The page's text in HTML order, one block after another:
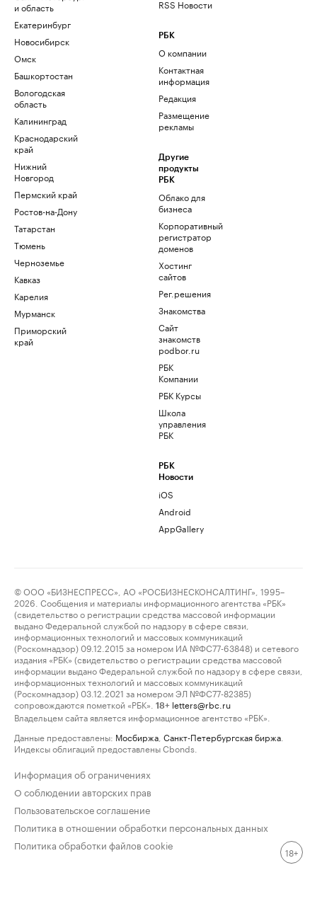
и область
Екатеринбург
Новосибирск
Омск
Башкортостан
Вологодская
область
Калининград
Краснодарский
край
Нижний
Новгород
Пермский край
Ростов-на-Дону
Татарстан
Тюмень
Черноземье
Кавказ
Карелия
Мурманск
Приморский
край
RSS Новости
РБК
О компании
Контактная
информация
Редакция
Размещение
рекламы
Другие
продукты
РБК
Облако для
бизнеса
Корпоративный
регистратор
доменов
Хостинг
сайтов
Рег.решения
Знакомства
Сайт
знакомств
podbor.ru
РБК
Компании
РБК Курсы
Школа
управления
РБК
РБК
Новости
iOS
Android
AppGallery
© ООО «БИЗНЕСПРЕСС», АО «РОСБИЗНЕСКОНСАЛТИНГ», 1995–
2026. Сообщения и материалы информационного агентства «РБК»
(свидетельство о регистрации средства массовой информации
выдано Федеральной службой по надзору в сфере связи,
информационных технологий и массовых коммуникаций
(Роскомнадзор) 09.12.2015 за номером ИА №ФС77-63848) и сетевого
издания «РБК» (свидетельство о регистрации средства массовой
информации выдано Федеральной службой по надзору в сфере связи,
информационных технологий и массовых коммуникаций
(Роскомнадзор) 03.12.2021 за номером ЭЛ №ФС77-82385)
сопровождаются пометкой «РБК».
18+ letters@rbc.ru
Владельцем сайта является информационное агентство «РБК».
Данные предоставлены: Мосбиржа Санкт-Петербургская биржа
Индексы облигаций предоставлены Cbonds.
Информация об ограничениях
О соблюдении авторских прав
Пользовательское соглашение
Политика в отношении обработки персональных данных
Политика обработки файлов cookie
18+